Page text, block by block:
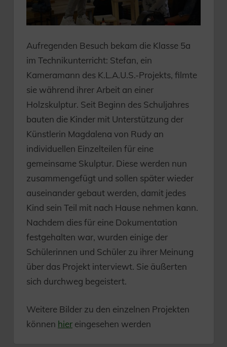
Aufregenden Besuch bekam die Klasse 5a
im Technikunterricht: Stefan, ein
Kameramann des K.L.A.U.S.-Projekts, filmte
sie während ihrer Arbeit an einer
Holzskulptur. Seit Beginn des Schuljahres
bauten die Kinder mit Unterstützung der
Künstlerin Magdalena von Rudy an
individuellen Einzelteilen für eine
gemeinsame Skulptur. Diese werden nun
zusammengefügt und sollen später wieder
auseinander gebaut werden, damit jedes
Kind sein Teil mit nach Hause nehmen kann.
Nachdem dies für eine Dokumentation
festgehalten war, wurden einige der
Schülerinnen und Schüler zu ihrer Meinung
über das Projekt interviewt. Sie äußerten
sich durchweg begeistert.
Weitere Bilder zu den einzelnen Projekten
können hier eingesehen werden